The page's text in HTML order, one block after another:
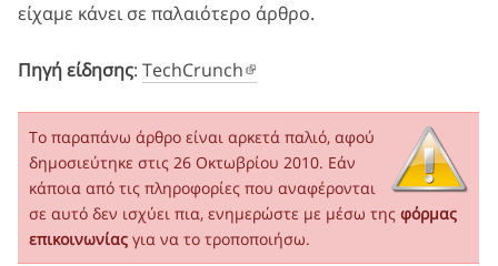
είχαμε κάνει σε παλαιότερο άρθρο.
Πηγή είδησης: TechCrunch
Το παραπάνω άρθρο είναι αρκετά παλιό, αφού
δημοσιεύτηκε στις 26 Οκτωβρίου 2010. Εάν
κάποια από τις πληροφορίες που αναφέρονται
σε αυτό δεν ισχύει πια, ενημερώστε με μέσω της φόρμας
επικοινωνίας για να το τροποποιήσω.